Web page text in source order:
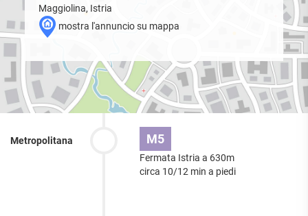
Maggiolina, Istria
mostra l'annuncio su mappa
Metropolitana M5
Fermata Istria a 630m
circa 10/12 min a piedi